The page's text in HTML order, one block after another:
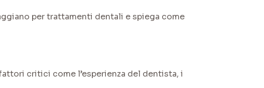
per trattamenti dentali e spiega come
critici come l’esperienza del dentista, i